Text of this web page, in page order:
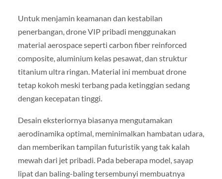
Untuk menjamin keamanan dan kestabilan
penerbangan, drone VIP pribadi menggunakan
material aerospace seperti carbon fiber reinforced
composite, aluminium kelas pesawat, dan struktur
titanium ultra ringan. Material ini membuat drone
tetap kokoh meski terbang pada ketinggian sedang
dengan kecepatan tinggi.
Desain eksteriornya biasanya mengutamakan
aerodinamika optimal, meminimalkan hambatan udara,
dan memberikan tampilan futuristik yang tak kalah
mewah dari jet pribadi. Pada beberapa model, sayap
lipat dan baling-baling tersembunyi membuatnya